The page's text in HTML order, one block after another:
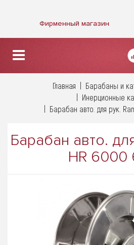
Фирменный магазин
Главная
Барабаны и
Инерционные
Барабан авто. для рук.
Барабан авто.
HR 6000